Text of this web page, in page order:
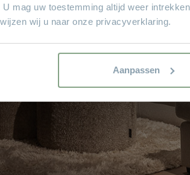
mag uw toestemming altijd weer
wij u naar onze privacyverklaring.
Aanpassen
jarenlange
kiezen van